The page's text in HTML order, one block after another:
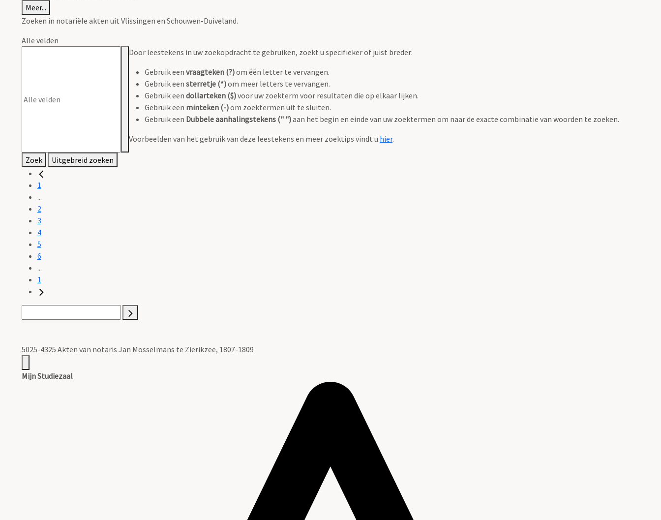
Meer...
Zoeken in notariële akten uit Vlissingen en Schouwen-Duiveland.
Alle velden
Door leestekens in uw zoekopdracht te gebruiken, zoekt u specifieker of juist breder:
Gebruik een vraagteken (?)om één letter te vervangen.
Gebruik een sterretje (*)om meer letters te vervangen.
Gebruik een dollarteken ($)voor uw zoekterm voor resultaten die op elkaar lijken.
Gebruik een minteken (-)om zoektermen uit te sluiten.
Gebruik een Dubbele aanhalingstekens (" ")aan het begin en einde van uw zoektermen om naar de exacte combinatie van woorden te zoeken.
Voorbeelden van het gebruik van deze leestekens en meer zoektips vindt u hier.
Zoek Uitgebreid zoeken
1
...
2
3
4
5
6
...
1
5025-4325 Akten van notaris Jan Mosselmans te Zierikzee, 1807-1809
Mijn Studiezaal